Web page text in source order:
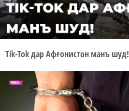
Tik-Tok дар Афғонистон манъ шуд!